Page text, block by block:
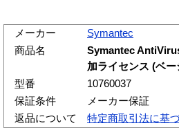
メーカー
Symantec
商品名
Symantec
加ライセンス (ベ
型番
10760037
保証条件
メーカー保証
返品について
特定商取引法に基